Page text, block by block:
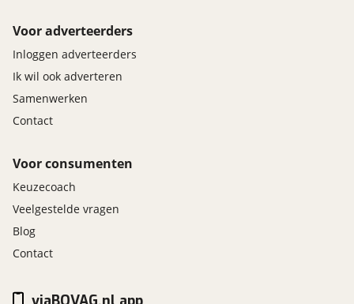
Voor adverteerders
Inloggen adverteerders
Ik wil ook adverteren
Samenwerken
Contact
Voor consumenten
Keuzecoach
Veelgestelde vragen
Blog
Contact